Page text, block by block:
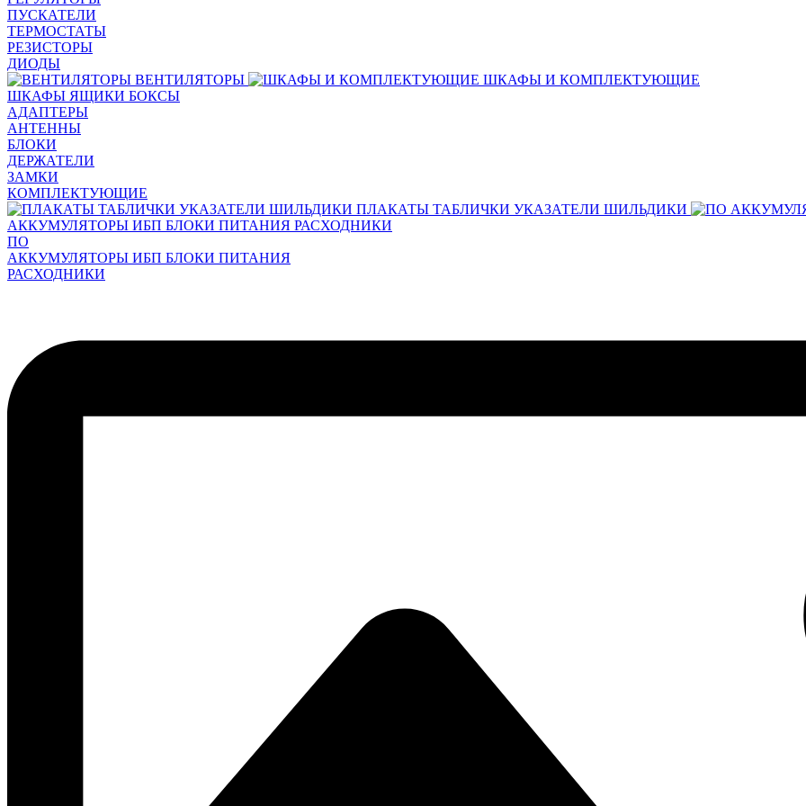
ПУСКАТЕЛИ
ТЕРМОСТАТЫ
РЕЗИСТОРЫ
ДИОДЫ
ВЕНТИЛЯТОРЫ
ШКАФЫ И КОМПЛЕКТУЮЩИЕ
ШКАФЫ ЯЩИКИ БОКСЫ
АДАПТЕРЫ
АНТЕННЫ
БЛОКИ
ДЕРЖАТЕЛИ
ЗАМКИ
КОМПЛЕКТУЮЩИЕ
ПЛАКАТЫ ТАБЛИЧКИ УКАЗАТЕЛИ ШИЛЬДИКИ
АККУМУЛЯТОРЫ ИБП БЛОКИ ПИТАНИЯ РАСХОДНИКИ
ПО
АККУМУЛЯТОРЫ ИБП БЛОКИ ПИТАНИЯ
РАСХОДНИКИ